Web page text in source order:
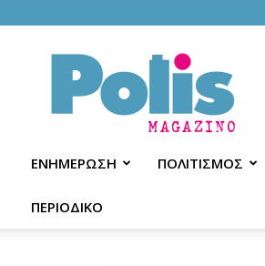
Polis
Magazino
ΕΝΗΜΕΡΩΣΗ ΠΟΛΙΤΙΣΜΟΣ
ΠΕΡΙΟΔΙΚΟ